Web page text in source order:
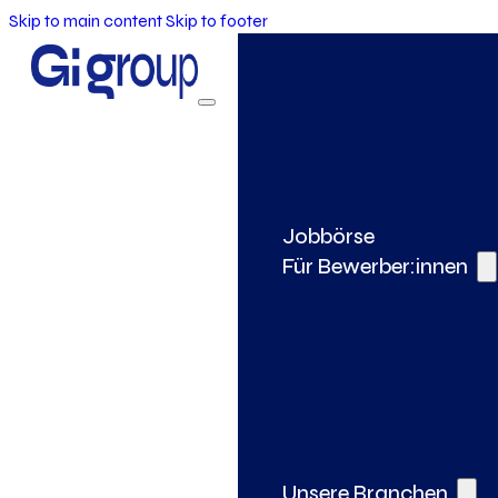
Skip to main contentSkip to footer
Jobbörse
Für Bewerber:innen